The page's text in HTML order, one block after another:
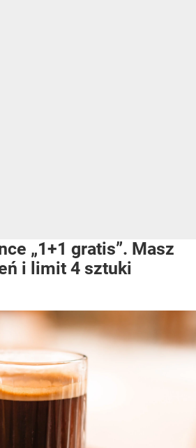
„1+1 gratis”. Masz
i limit 4 sztuki